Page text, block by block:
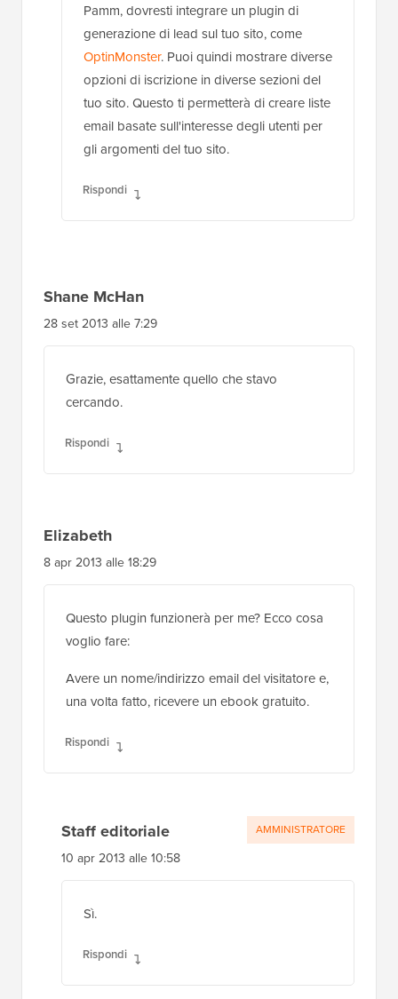
Pamm, dovresti integrare un plugin di
generazione di lead sul tuo sito, come
OptinMonster. Puoi quindi mostrare diverse
opzioni di iscrizione in diverse sezioni del
tuo sito. Questo ti permetterà di creare liste
email basate sull'interesse degli utenti per
gli argomenti del tuo sito.
Rispondi
Shane McHan
28 set 2013 alle 7:29
Grazie, esattamente quello che stavo
cercando.
Rispondi
Elizabeth
8 apr 2013 alle 18:29
Questo plugin funzionerà per me? Ecco cosa
voglio fare:
Avere un nome/indirizzo email del visitatore e,
una volta fatto, ricevere un ebook gratuito.
Rispondi
Staff editoriale
10 apr 2013 alle 10:58
Sì.
Rispondi
AMMINISTRATORE